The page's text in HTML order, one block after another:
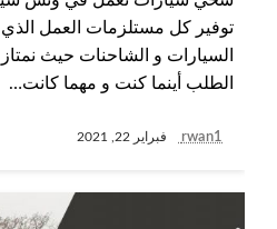
توفير كل مستلزمات العمل
السيارات و الشاحنات حيث
الطلب أينما كنت و مهما كانت…
rwan1 فبراير 22, 2021